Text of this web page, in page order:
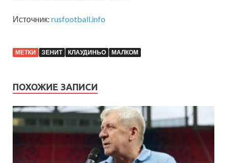
Источник: rusfootball.info
МЕТКИ ЗЕНИТ КЛАУДИНЬО МАЛКОМ
ПОХОЖИЕ ЗАПИСИ